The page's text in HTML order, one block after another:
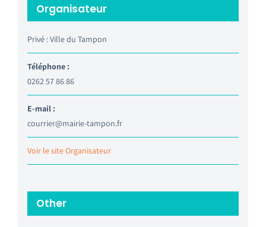
Organisateur
Privé : Ville du Tampon
Téléphone :
0262 57 86 86
E-mail :
courrier@mairie-tampon.fr
Voir le site Organisateur
Other